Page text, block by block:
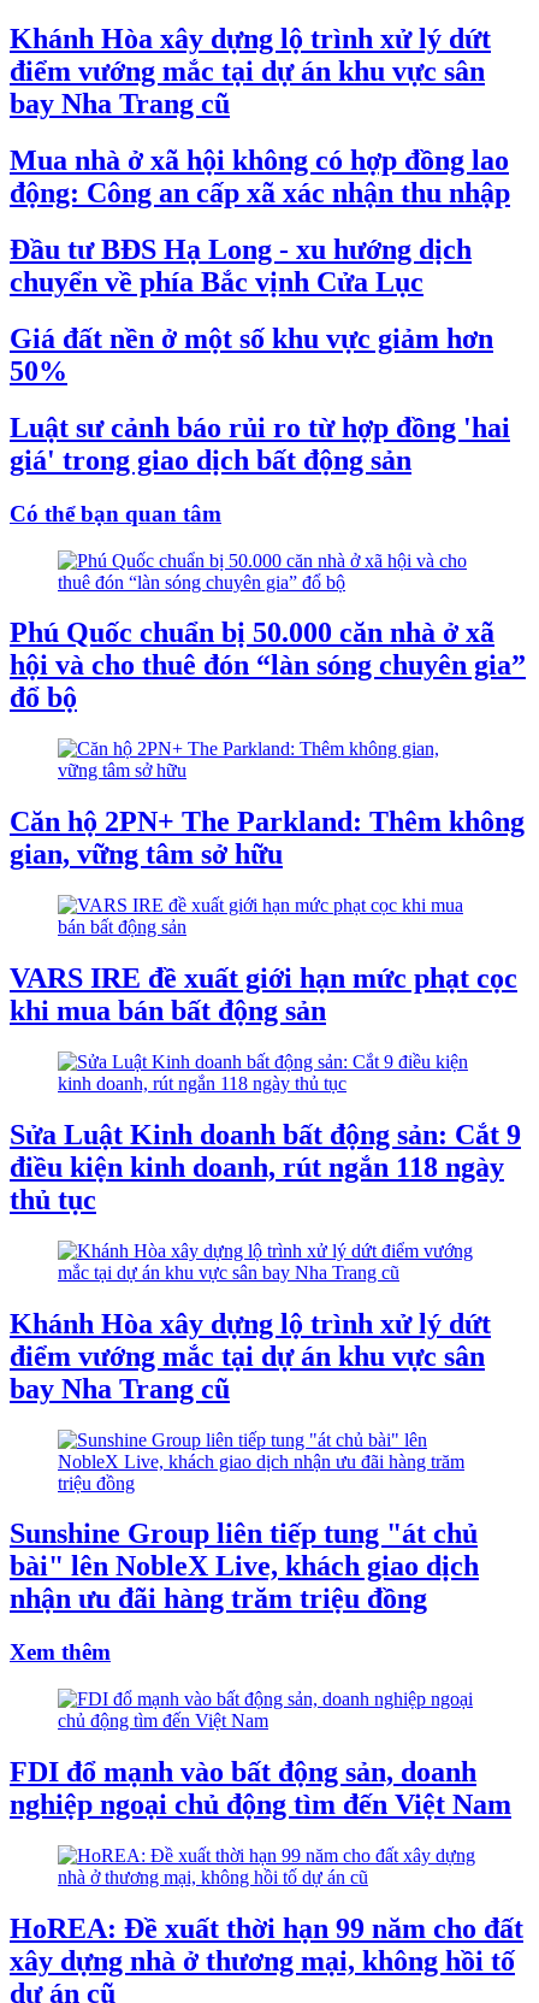
Khánh Hòa xây dựng lộ trình xử lý dứt
điểm vướng mắc tại dự án khu vực sân
bay Nha Trang cũ
Mua nhà ở xã hội không có hợp đồng lao
động: Công an cấp xã xác nhận thu nhập
Đầu tư BĐS Hạ Long - xu hướng dịch
chuyển về phía Bắc vịnh Cửa Lục
Giá đất nền ở một số khu vực giảm hơn
50%
Luật sư cảnh báo rủi ro từ hợp đồng 'hai
giá' trong giao dịch bất động sản
Có thể bạn quan tâm
Phú Quốc chuẩn bị 50.000 căn nhà ở xã
hội và cho thuê đón “làn sóng chuyên gia”
đổ bộ
Căn hộ 2PN+ The Parkland: Thêm không
gian, vững tâm sở hữu
VARS IRE đề xuất giới hạn mức phạt cọc
khi mua bán bất động sản
Sửa Luật Kinh doanh bất động sản: Cắt 9
điều kiện kinh doanh, rút ngắn 118 ngày
thủ tục
Khánh Hòa xây dựng lộ trình xử lý dứt
điểm vướng mắc tại dự án khu vực sân
bay Nha Trang cũ
Sunshine Group liên tiếp tung "át chủ
bài" lên NobleX Live, khách giao dịch
nhận ưu đãi hàng trăm triệu đồng
Xem thêm
FDI đổ mạnh vào bất động sản, doanh
nghiệp ngoại chủ động tìm đến Việt Nam
HoREA: Đề xuất thời hạn 99 năm cho đất
xây dựng nhà ở thương mại, không hồi tố
dự án cũ